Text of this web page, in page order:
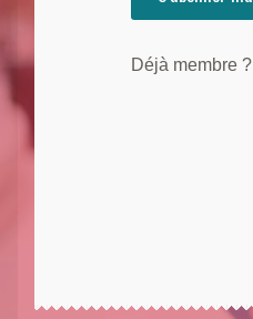
Déjà membre ?